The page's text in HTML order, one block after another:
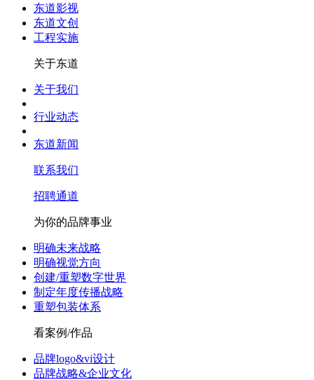
东道影视
东道文创
工程实施
关于东道
关于我们
行业动态
东道新闻
联系我们
招聘通道
为你的品牌事业
明确未来战略
明确视觉方向
创建/重塑数字世界
制定年度传播战略
重塑包装体系
看案例/作品
品牌logo&vi设计
品牌战略&企业文化